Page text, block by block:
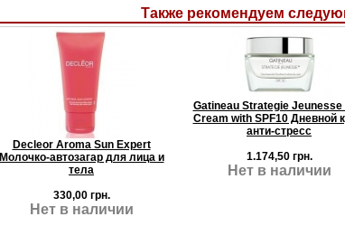
Также рекомендуем
Decleor Aroma Sun Expert
Молочко-автозагар для лица и
тела
330,00 грн.
Нет в наличии
Gatineau Strategie Jeunesse
Cream with SPF10 Дневной
анти-стресс
1.174,50 грн.
Нет в наличии